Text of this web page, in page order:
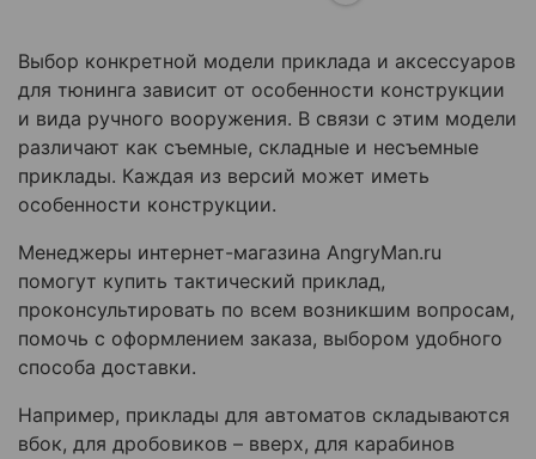
Выбор конкретной модели приклада и аксессуаров
для тюнинга зависит от особенности конструкции
и вида ручного вооружения. В связи с этим модели
различают как съемные, складные и несъемные
приклады. Каждая из версий может иметь
особенности конструкции.
Менеджеры интернет-магазина AngryMan.ru
помогут купить тактический приклад,
проконсультировать по всем возникшим вопросам,
помочь с оформлением заказа, выбором удобного
способа доставки.
Например, приклады для автоматов складываются
вбок, для дробовиков – вверх, для карабинов